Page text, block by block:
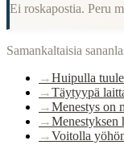
Period:Traditional
Ei roskapostia. Peru
Samankaltaisia
→Huipulla
→Täytyypä
→Menestys on
→Menestyksen
→Voitolla